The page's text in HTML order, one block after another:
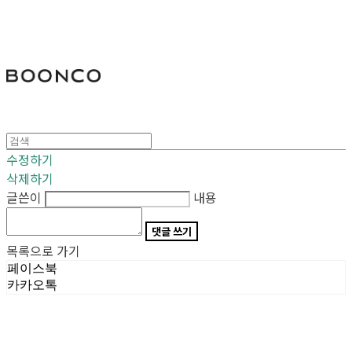
수정하기
삭제하기
글쓴이
내용
댓글 쓰기
목록으로 가기
페이스북
카카오톡